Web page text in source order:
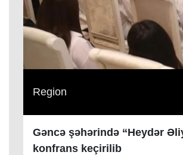
Region
Gəncə şəhərində “Heydər
konfrans keçirilib